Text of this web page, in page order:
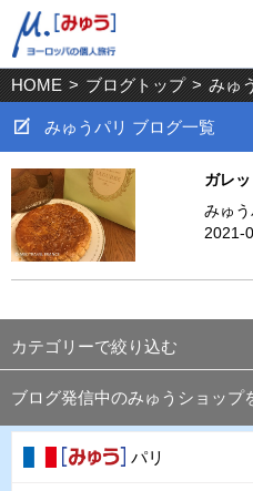
HOME > ブログトップ > みゅ
みゅうパリ ブログ一覧
ガレ
みゅう
2021-
カテゴリーで絞り込む
ブログ発信中のみゅうショップ
パリ